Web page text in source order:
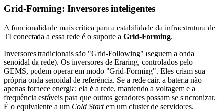
Grid-Forming: Inversores inteligentes
A funcionalidade mais crítica para a estabilidade da infraestrutura de
TI conectada a essa rede é o suporte a Grid-Forming.
Inversores tradicionais são "Grid-Following" (seguem a onda
senoidal da rede). Os inversores de Eraring, controlados pelo
GEMS, podem operar em modo "Grid-Forming". Eles criam sua
própria onda senoidal de referência. Se a rede cair, a bateria não
apenas fornece energia; ela é a rede, mantendo a voltagem e a
frequência estáveis para que outros geradores possam se sincronizar.
É o equivalente a um Cold Startem um cluster de servidores.